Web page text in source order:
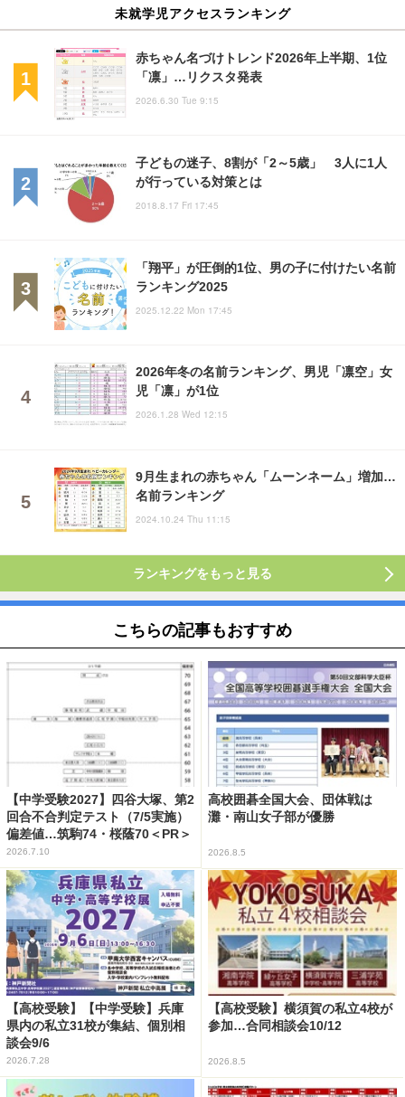
未就学児アクセスランキング
赤ちゃん名づけトレンド2026年上半期、1位
「凛」…リクスタ発表
2026.6.30 Tue 9:15
子どもの迷子、8割が「2～5歳」 3人に1人
が行っている対策とは
2018.8.17 Fri 17:45
「翔平」が圧倒的1位、男の子に付けたい名前
ランキング2025
2025.12.22 Mon 17:45
2026年冬の名前ランキング、男児「凛空」女
児「凛」が1位
2026.1.28 Wed 12:15
9月生まれの赤ちゃん「ムーンネーム」増加…
名前ランキング
2024.10.24 Thu 11:15
ランキングをもっと見る
こちらの記事もおすすめ
【中学受験2027】四谷大塚、第2
回合不合判定テスト（7/5実施）
偏差値…筑駒74・桜蔭70＜PR＞
2026.7.10
高校囲碁全国大会、団体戦は
灘・南山女子部が優勝
2026.8.5
【高校受験】【中学受験】兵庫
県内の私立31校が集結、個別相
談会9/6
2026.7.28
【高校受験】横須賀の私立4校が
参加…合同相談会10/12
2026.8.5